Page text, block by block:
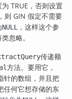
TRUE，否则设置
，则 GIN 假定不需要
NULL
，这样这个参
忽略。
传递额
方法。要用它，
针的数组，并且把
任何它想存储的东